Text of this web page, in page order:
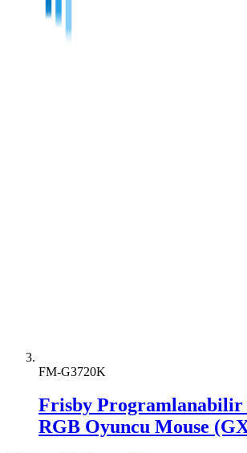
FM-G3720K
Frisby Programlanabilir
RGB Oyuncu Mouse